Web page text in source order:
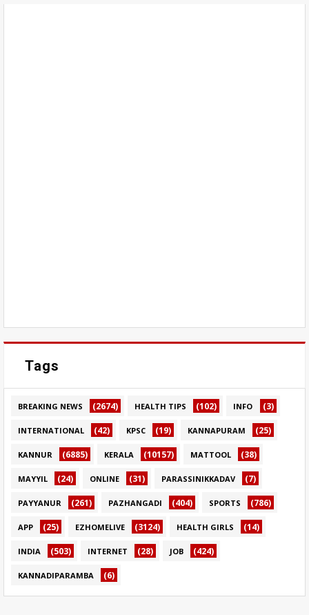
Tags
BREAKING NEWS (2674) HEALTH TIPS (102) INFO (3)
INTERNATIONAL (42) KPSC (19) KANNAPURAM (25)
KANNUR (6885) KERALA (10157) MATTOOL (38)
MAYYIL (24) ONLINE (31) PARASSINIKKADAV (7)
PAYYANUR (261) PAZHANGADI (404) SPORTS (786)
APP (25) EZHOMELIVE (3124) HEALTH GIRLS (14)
INDIA (503) INTERNET (28) JOB (424)
KANNADIPARAMBA (6)